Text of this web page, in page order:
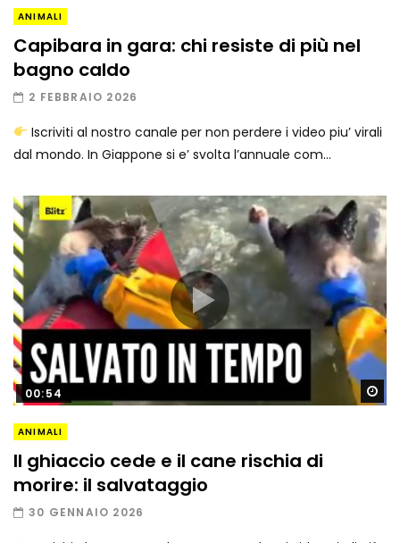
ANIMALI
Capibara in gara: chi resiste di più nel
bagno caldo
2 FEBBRAIO 2026
Iscriviti al nostro canale per non perdere i video piu’ virali
dal mondo. In Giappone si e’ svolta l’annuale com...
00:54
ANIMALI
Il ghiaccio cede e il cane rischia di
morire: il salvataggio
30 GENNAIO 2026